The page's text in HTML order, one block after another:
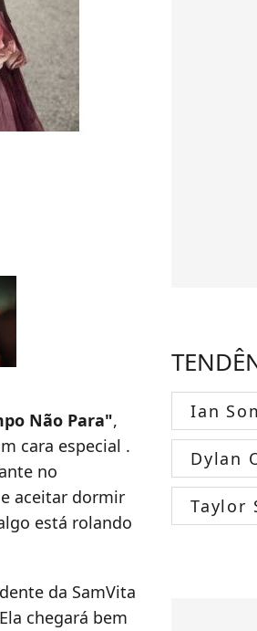
Não Para",
cara especial .
no
aceitar dormir
está rolando
da SamVita
chegará bem
Ian
Dylan
Taylor